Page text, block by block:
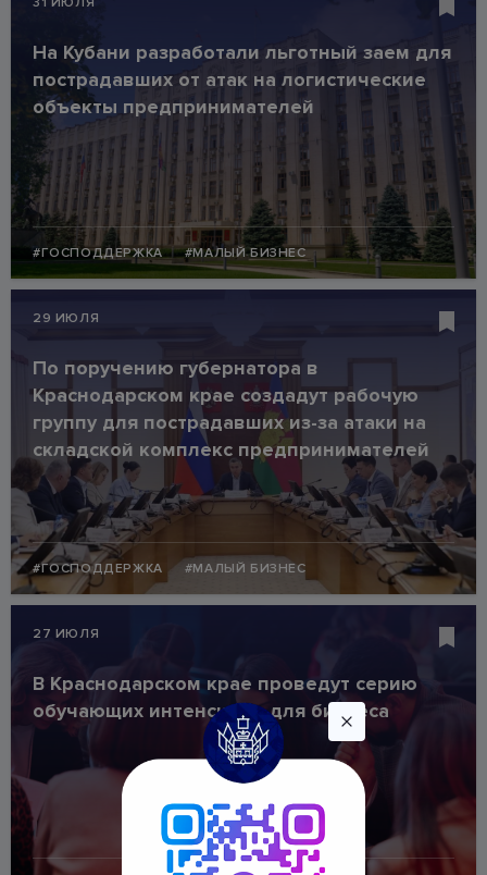
На Кубани разработали льготный заем для
пострадавших от атак на логистические
объекты предпринимателей
#ГОСПОДДЕРЖКА #МАЛЫЙ БИЗНЕС
29 ИЮЛЯ
По поручению губернатора в
Краснодарском крае создадут рабочую
группу для пострадавших из-за атаки на
складской комплекс предпринимателей
#ГОСПОДДЕРЖКА #МАЛЫЙ БИЗНЕС
27 ИЮЛЯ
В Краснодарском крае проведут серию
обучающих интенсивов для бизнеса